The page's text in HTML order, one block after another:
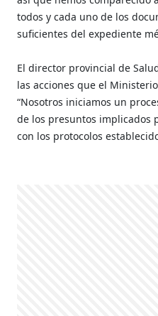
todos y cada uno de los
suficientes del expediente
El director provincial de
las acciones que el
“Nosotros iniciamos un
de los presuntos implicados
con los protocolos